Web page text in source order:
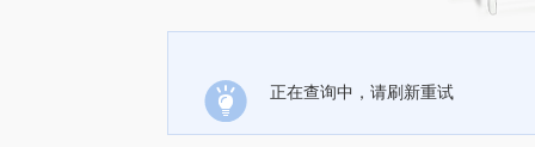
正在查询中，请刷新重试